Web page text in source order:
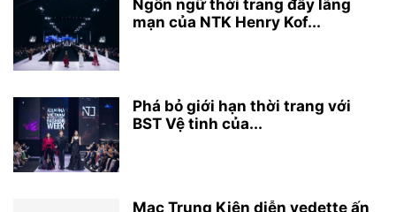
Ngôn ngữ thời trang đầy lãng
mạn của NTK Henry Kof...
Phá bỏ giới hạn thời trang với
BST Vệ tinh của...
Mạc Trung Kiên diễn vedette ấn